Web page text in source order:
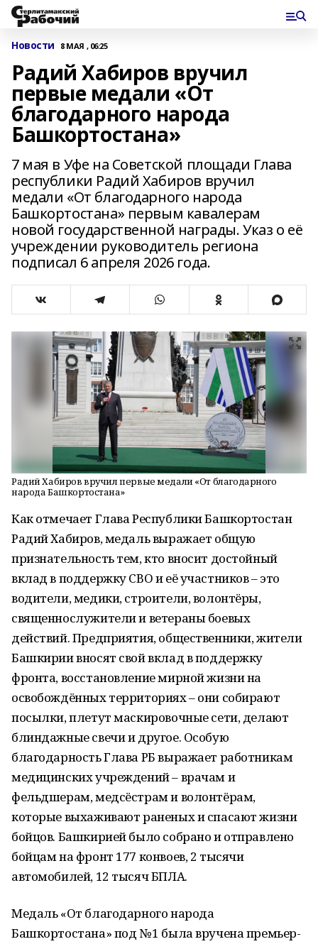
Новости 8 МАЯ , 06:25
Радий Хабиров вручил
первые медали «От
благодарного народа
Башкортостана»
7 мая в Уфе на Советской площади Глава
республики Радий Хабиров вручил
медали «От благодарного народа
Башкортостана» первым кавалерам
новой государственной награды. Указ о её
учреждении руководитель региона
подписал 6 апреля 2026 года.
Радий Хабиров вручил первые медали «От благодарного
народа Башкортостана»
Как отмечает Глава Республики Башкортостан
Радий Хабиров, медаль выражает общую
признательность тем, кто вносит достойный
вклад в поддержку СВО и её участников – это
водители, медики, строители, волонтёры,
священнослужители и ветераны боевых
действий. Предприятия, общественники, жители
Башкирии вносят свой вклад в поддержку
фронта, восстановление мирной жизни на
освобождённых территориях – они собирают
посылки, плетут маскировочные сети, делают
блиндажные свечи и другое. Особую
благодарность Глава РБ выражает работникам
медицинских учреждений – врачам и
фельдшерам, медсёстрам и волонтёрам,
которые выхаживают раненых и спасают жизни
бойцов. Башкирией было собрано и отправлено
бойцам на фронт 177 конвоев, 2 тысячи
автомобилей, 12 тысяч БПЛА.
Медаль «От благодарного народа
Башкортостана» под № 1 была вручена премьер-